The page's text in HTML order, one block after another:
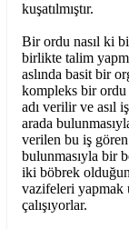
kuşatılmıştır.
Bir ordu nasıl ki
birlikte talim
aslında basit bir
kompleks bir
adı verilir ve asıl
arada
verilen bu iş
bulunmasıyla bir
iki böbrek
vazifeleri yapmak
çalışıyorlar.